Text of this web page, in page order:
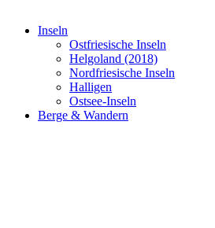
Inseln
Ostfriesische Inseln
Helgoland (2018)
Nordfriesische Inseln
Halligen
Ostsee-Inseln
Berge & Wandern